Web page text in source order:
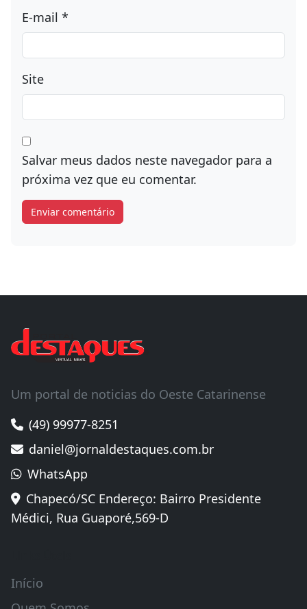
E-mail
Site
Salvar meus dados neste navegador para a
próxima vez que eu comentar.
Um portal de noticias do Oeste Catarinense
(49) 99977-8251
daniel@jornaldestaques.com.br
WhatsApp
Chapecó/SC Endereço: Bairro Presidente
Médici, Rua Guaporé,569-D
Início